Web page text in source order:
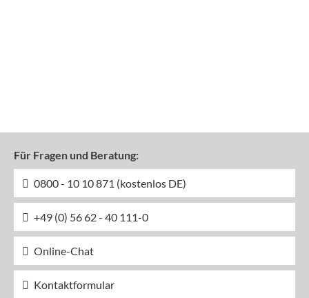
Für Fragen und Beratung:
0800 - 10 10 871 (kostenlos DE)
+49 (0) 56 62 - 40 111-0
Online-Chat
Kontaktformular